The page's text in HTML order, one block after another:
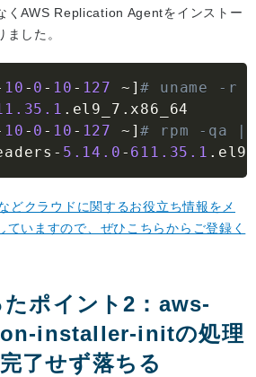
くAWS Replication Agentをインストー
した。
10 - 0 - 10 - 127 ~ ]# uname -r
.1 . el9_7 .
10 - 0 - 10 - 127 ~ ]# rpm -qa |
- 5.14 .0 - 611.35 .1 .
どクラウドに関するお役立ち情報をメ
ていますので、ぜひこちらからご登録く
ポイント2：aws-
installer-initの処理
了せず落ちる